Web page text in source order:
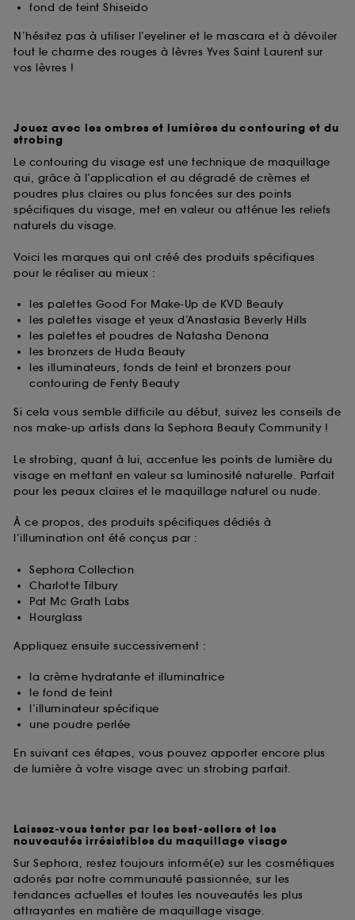
fond de teint Shiseido
N’hésitez pas à utiliser l’eyeliner et le mascara et à dévoiler
tout le charme des rouges à lèvres Yves Saint Laurent sur
vos lèvres !
Jouez avec les ombres et lumières du contouring et du
strobing
Le contouring du visage est une technique de maquillage
qui, grâce à l’application et au dégradé de crèmes et
poudres plus claires ou plus foncées sur des points
spécifiques du visage, met en valeur ou atténue les reliefs
naturels du visage.
Voici les marques qui ont créé des produits spécifiques
pour le réaliser au mieux :
les palettes Good For Make-Up de KVD Beauty
les palettes visage et yeux d’Anastasia Beverly Hills
les palettes et poudres de Natasha Denona
les bronzers de Huda Beauty
les illuminateurs, fonds de teint et bronzers pour
contouring de Fenty Beauty
Si cela vous semble difficile au début, suivez les conseils de
nos make-up artists dans la Sephora Beauty Community !
Le strobing, quant à lui, accentue les points de lumière du
visage en mettant en valeur sa luminosité naturelle. Parfait
pour les peaux claires et le maquillage naturel ou nude.
À ce propos, des produits spécifiques dédiés à
l’illumination ont été conçus par :
Sephora Collection
Charlotte Tilbury
Pat Mc Grath Labs
Hourglass
Appliquez ensuite successivement :
la crème hydratante et illuminatrice
le fond de teint
l’illuminateur spécifique
une poudre perlée
En suivant ces étapes, vous pouvez apporter encore plus
de lumière à votre visage avec un strobing parfait.
Laissez-vous tenter par les best-sellers et les
nouveautés irrésistibles du maquillage visage
Sur Sephora, restez toujours informé(e) sur les cosmétiques
adorés par notre communauté passionnée, sur les
tendances actuelles et toutes les nouveautés les plus
attrayantes en matière de maquillage visage.